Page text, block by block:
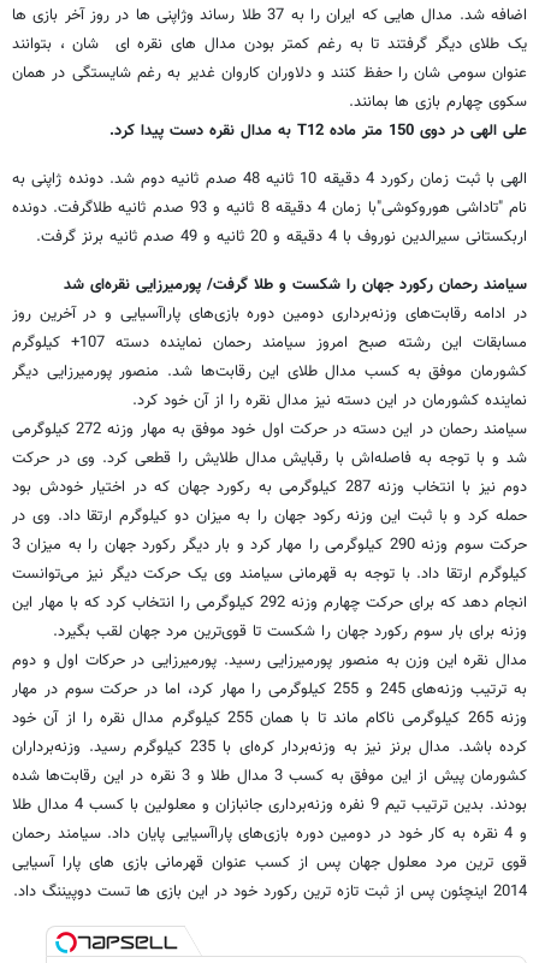
اضافه شد. مدال هایی که ایران را به 37 طلا رساند وژاپنی ها در روز آخر بازی ها
یک طلای دیگر گرفتند تا به رغم کمتر بودن مدال های نقره ای شان ، بتوانند
عنوان سومی شان را حفظ کنند و دلاوران کاروان غدیر به رغم شایستگی در همان
سکوی چهارم بازی ها بمانند.
علی الهی در دوی 150 متر ماده T12 به مدال نقره دست پیدا کرد.
الهی با ثبت زمان رکورد 4 دقیقه 10 ثانیه 48 صدم ثانیه دوم شد. دونده ژاپنی به
نام "تاداشی هوروکوشی"با زمان 4 دقیقه 8 ثانیه و 93 صدم ثانیه طلاگرفت. دونده
اربکستانی سیرالدین نوروف با 4 دقیقه و 20 ثانیه و 49 صدم ثانیه برنز گرفت.
سیامند رحمان رکورد جهان را شکست و طلا گرفت/ پورمیرزایی نقره‌ای شد
در ادامه رقابت‌های وزنه‌برداری دومین دوره بازی‌های پاراآسیایی و در آخرین روز
مسابقات این رشته صبح امروز سیامند رحمان نماینده دسته 107+ کیلوگرم
کشورمان موفق به کسب مدال طلای این رقابت‌ها شد. منصور پورمیرزایی دیگر
نماینده کشورمان در این دسته نیز مدال نقره را از آن خود کرد.
سیامند رحمان در این دسته در حرکت اول خود موفق به مهار وزنه‌ 272 کیلوگرمی
شد و با توجه به فاصله‌اش با رقبایش مدال طلایش را قطعی کرد. وی در حرکت
دوم نیز با انتخاب وزنه 287 کیلوگرمی به رکورد جهان که در اختیار خودش بود
حمله کرد و با ثبت این وزنه رکود جهان را به میزان دو کیلوگرم ارتقا داد. وی در
حرکت سوم وزنه 290 کیلوگرمی را مهار کرد و بار دیگر رکورد جهان را به میزان 3
کیلوگرم ارتقا داد. با توجه به قهرمانی سیامند وی یک حرکت دیگر نیز می‌توانست
انجام دهد که برای حرکت چهارم وزنه 292 کیلوگرمی را انتخاب کرد که با مهار این
وزنه برای بار سوم رکورد جهان را شکست تا قوی‌ترین مرد جهان لقب بگیرد.
مدال نقره این وزن به منصور پورمیرزایی رسید. پورمیرزایی در حرکات اول و دوم
به ترتیب وزنه‌های 245 و 255 کیلوگرمی را مهار کرد، اما در حرکت سوم در مهار
وزنه 265 کیلوگرمی ناکام ماند تا با همان 255 کیلوگرم مدال نقره را از آن خود
کرده باشد. مدال برنز نیز به وزنه‌بردار کره‌ای با 235 کیلوگرم رسید. وزنه‌برداران
کشورمان پیش از این موفق به کسب 3 مدال طلا و 3 نقره در این رقابت‌ها شده
بودند. بدین ترتیب تیم 9 نفره وزنه‌برداری جانبازان و معلولین با کسب 4 مدال طلا
و 4 نقره به کار خود در دومین دوره بازی‌های پاراآسیایی پایان داد. سیامند رحمان
قوی ترین مرد معلول جهان پس از کسب عنوان قهرمانی بازی های پارا آسیایی
2014 اینچئون پس از ثبت تازه ترین رکورد خود در این بازی ها تست دوپیننگ داد.